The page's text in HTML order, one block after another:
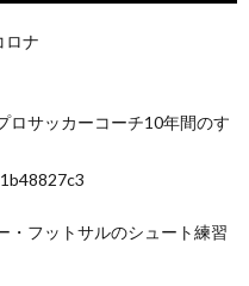
ナ
サッカーコーチ10年間のす
・フットサルのシュート練習